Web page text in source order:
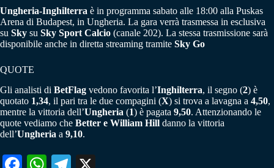
Ungheria-Inghilterra è in programma sabato alle 18:00 alla Puskas
Arena di Budapest, in Ungheria. La gara verrà trasmessa in esclusiva
su Sky su Sky Sport Calcio (canale 202). La stessa trasmissione sarà
disponibile anche in diretta streaming tramite Sky Go
QUOTE
Gli analisti di BetFlag vedono favorita l’Inghilterra, il segno (2) è
quotato 1,34, il pari tra le due compagini (X) si trova a lavagna a 4,50,
mentre la vittoria dell’Ungheria (1) è pagata 9,50. Attenzionando le
quote vediamo che Better e William Hill danno la vittoria
dell’Ungheria a 9,10.